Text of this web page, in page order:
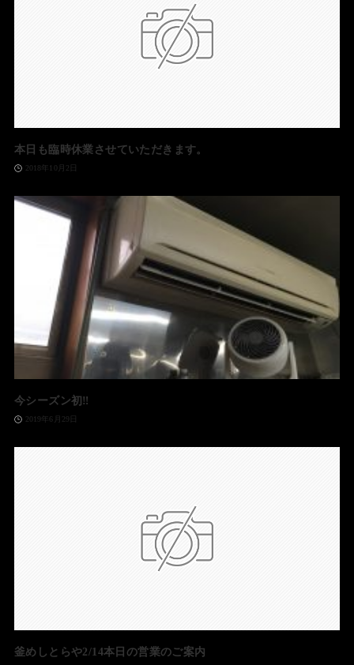
本日も臨時休業させていただきます。
2018年10月2日
今シーズン初‼️
2019年6月29日
釜めしとらや2/14本日の営業のご案内